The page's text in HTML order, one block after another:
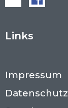
Links
Impressum
Datenschutz